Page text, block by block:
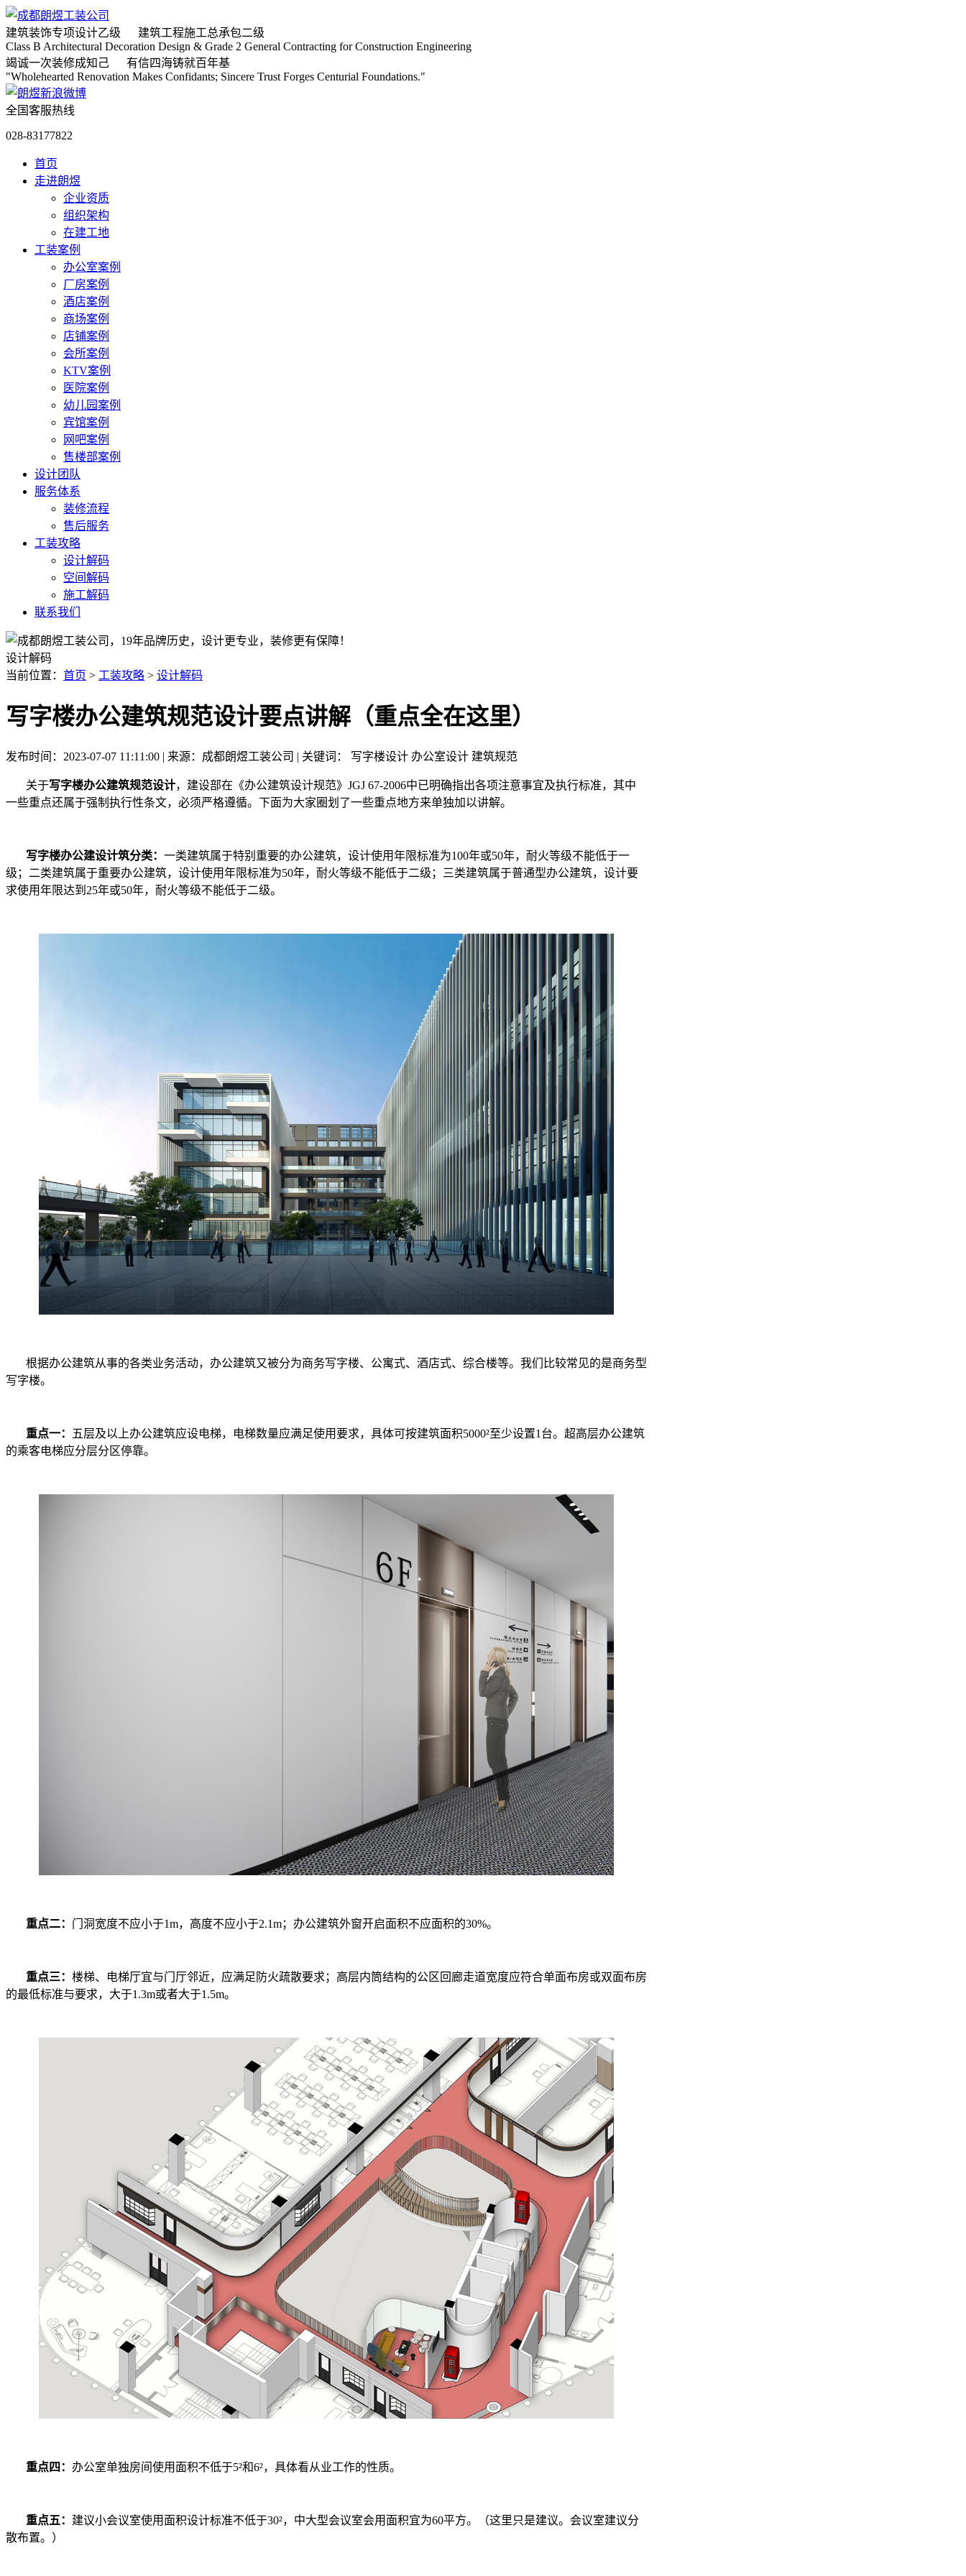
建筑装饰专项设计乙级 建筑工程施工总承包二级
Class B Architectural Decoration Design & Grade 2 General Contracting for Construction Engineering
竭诚一次装修成知己 有信四海铸就百年基
"Wholehearted Renovation Makes Confidants; Sincere Trust Forges Centurial Foundations."
全国客服热线
028-83177822
首页
走进朗煜
企业资质
组织架构
在建工地
工装案例
办公室案例
厂房案例
酒店案例
商场案例
店铺案例
会所案例
KTV案例
医院案例
幼儿园案例
宾馆案例
网吧案例
售楼部案例
设计团队
服务体系
装修流程
售后服务
工装攻略
设计解码
空间解码
施工解码
联系我们
设计解码
当前位置： 首页 > 工装攻略 > 设计解码
写字楼办公建筑规范设计要点讲解（重点全在这里）
发布时间：2023-07-07 11:11:00 | 来源：成都朗煜工装公司 | 关键词： 写字楼设计 办公室设计 建筑规范
关于写字楼办公建筑规范设计，建设部在《办公建筑设计规范》JGJ 67-2006中已明确指出各项注意事宜及执行标准，其中
一些重点还属于强制执行性条文，必须严格遵循。下面为大家圈划了一些重点地方来单独加以讲解。
写字楼办公建设计筑分类： 一类建筑属于特别重要的办公建筑，设计使用年限标准为100年或50年，耐火等级不能低于一
级；二类建筑属于重要办公建筑，设计使用年限标准为50年，耐火等级不能低于二级；三类建筑属于普通型办公建筑，设计要
求使用年限达到25年或50年，耐火等级不能低于二级。
根据办公建筑从事的各类业务活动，办公建筑又被分为商务写字楼、公寓式、酒店式、综合楼等。我们比较常见的是商务型
写字楼。
重点一：
五层及以上办公建筑应设电梯，电梯数量应满足使用要求，具体可按建筑面积5000²至少设置1台。超高层办公建筑
的乘客电梯应分层分区停靠。
重点二： 门洞宽度不应小于1m，高度不应小于2.1m；办公建筑外窗开启面积不应面积的30%。
重点三： 楼梯、电梯厅宜与门厅邻近，应满足防火疏散要求；高层内筒结构的公区回廊走道宽度应符合单面布房或双面布房
的最低标准与要求，大于1.3m或者大于1.5m。
重点四： 办公室单独房间使用面积不低于5²和6²，具体看从业工作的性质。
重点五： 建议小会议室使用面积设计标准不低于30²，中大型会议室会用面积宜为60平方。（这里只是建议。会议室建议分
散布置。）